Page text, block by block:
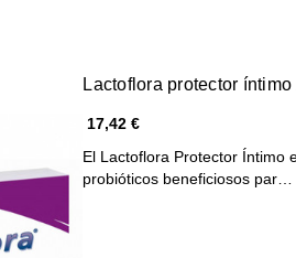
Lactoflora protector
17,42 €
El Lactoflora Protector Íntimo
probióticos beneficiosos par…